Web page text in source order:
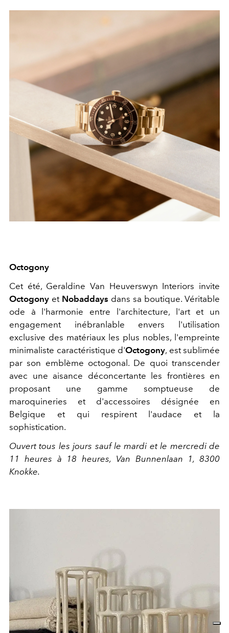
Octogony
Cet été, Geraldine Van Heuverswyn Interiors invite
Octogony et Nobaddays dans sa boutique. Véritable
ode à l'harmonie entre l'architecture, l'art et un
engagement inébranlable envers l'utilisation
exclusive des matériaux les plus nobles, l'empreinte
minimaliste caractéristique d'Octogony, est sublimée
par son emblème octogonal. De quoi transcender
avec une aisance déconcertante les frontières en
proposant une gamme somptueuse de
maroquineries et d'accessoires désignée en
Belgique et qui respirent l'audace et la
sophistication.
Ouvert tous les jours sauf le mardi et le mercredi de
11 heures à 18 heures, Van Bunnenlaan 1, 8300
Knokke.